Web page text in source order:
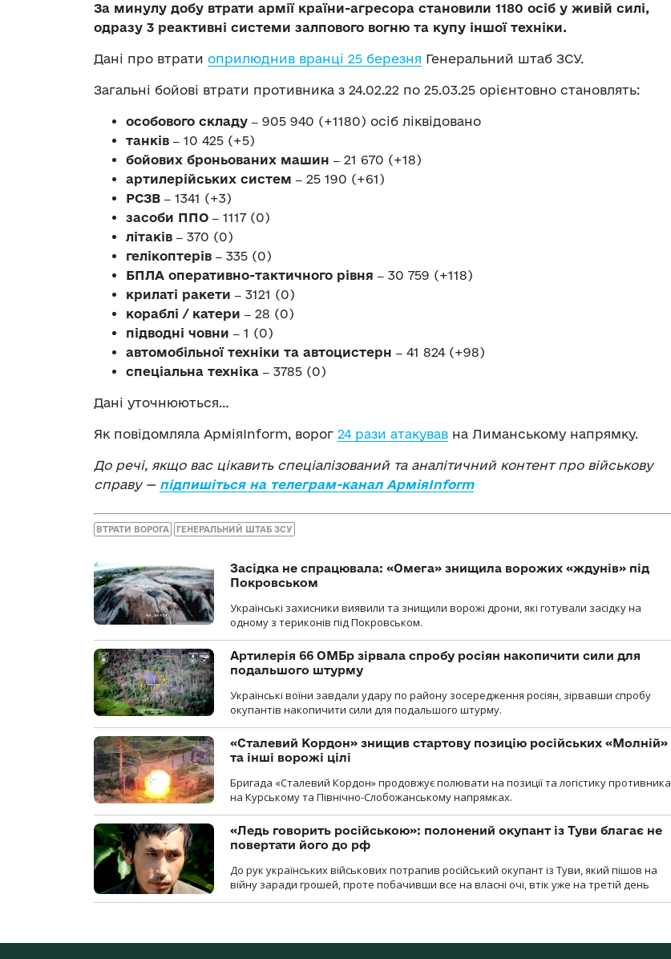
За минулу добу втрати армії країни-агресора становили 1180 осіб у живій силі,
одразу 3 реактивні системи залпового вогню та купу іншої техніки.
Дані про втрати оприлюднив вранці 25 березня Генеральний штаб ЗСУ.
Загальні бойові втрати противника з 24.02.22 по 25.03.25 орієнтовно становлять:
особового складу ‒ 905 940 (+1180) осіб ліквідовано
танків ‒ 10 425 (+5)
бойових броньованих машин ‒ 21 670 (+18)
артилерійських систем ‒ 25 190 (+61)
РСЗВ ‒ 1341 (+3)
засоби ППО ‒ 1117 (0)
літаків ‒ 370 (0)
гелікоптерів ‒ 335 (0)
БПЛА оперативно-тактичного рівня ‒ 30 759 (+118)
крилаті ракети ‒ 3121 (0)
кораблі / катери ‒ 28 (0)
підводні човни ‒ 1 (0)
автомобільної техніки та автоцистерн ‒ 41 824 (+98)
спеціальна техніка ‒ 3785 (0)
Дані уточнюються…
Як повідомляла АрміяInform, ворог 24 рази атакував на Лиманському напрямку.
До речі, якщо вас цікавить спеціалізований та аналітичний контент про військову
справу — підпишіться на телеграм-канал АрміяInform
ВТРАТИ ВОРОГА ГЕНЕРАЛЬНИЙ ШТАБ ЗСУ
Засідка не спрацювала: «Омега» знищила ворожих «ждунів» під
Покровськом
Українські захисники виявили та знищили ворожі дрони, які готували засідку на
одному з териконів під Покровськом.
Артилерія 66 ОМБр зірвала спробу росіян накопичити сили для
подальшого штурму
Українські воїни завдали удару по району зосередження росіян, зірвавши спробу
окупантів накопичити сили для подальшого штурму.
«Сталевий Кордон» знищив стартову позицію російських «Молній»
та інші ворожі цілі
Бригада «Сталевий Кордон» продовжує полювати на позиції та логістику противника
на Курському та Північно-Слобожанському напрямках.
«Ледь говорить російською»: полонений окупант із Туви благає не
повертати його до рф
До рук українських військових потрапив російський окупант із Туви, який пішов на
війну заради грошей, проте побачивши все на власні очі, втік уже на третій день